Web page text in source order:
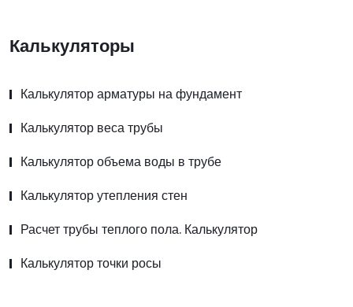
Калькуляторы
Калькулятор арматуры на фундамент
Калькулятор веса трубы
Калькулятор объема воды в трубе
Калькулятор утепления стен
Расчет трубы теплого пола. Калькулятор
Калькулятор точки росы